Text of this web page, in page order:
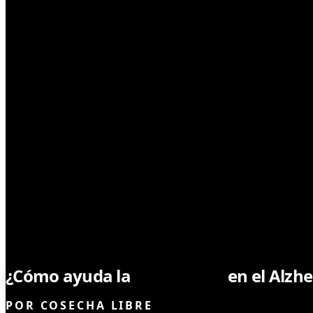
¿Cómo ayuda la en el
POR COSECHA LIBRE